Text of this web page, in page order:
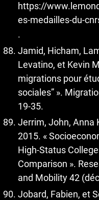
https://
es-medailles-du-
.
Jamid, Hicham,
Levatino, et Kevin
migrations pour
sociales” ».
19‑35.
Jerrim, John, Anna
2015. «
High-Status
Comparison ».
and Mobility 42
Jobard, Fabien, et